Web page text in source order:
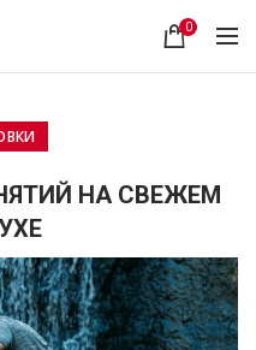
0
НА СВЕЖЕМ